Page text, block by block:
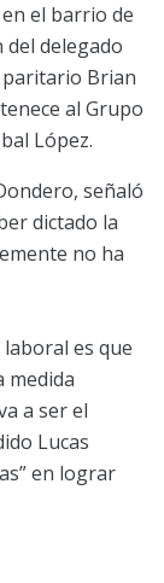
el barrio de
delegado
paritario Brian
al Grupo
López.
señaló
dictado la
no ha
es que
medida
a ser el
Lucas
en lograr